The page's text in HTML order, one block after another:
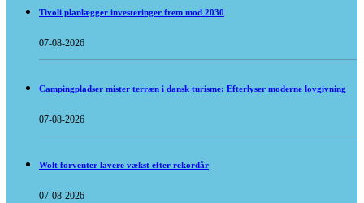
Tivoli planlægger investeringer frem mod 2030
07-08-2026
Campingpladser mister terræn i dansk turisme: Efterlyser moderne lovgivning
07-08-2026
Wolt forventer lavere vækst efter rekordår
07-08-2026